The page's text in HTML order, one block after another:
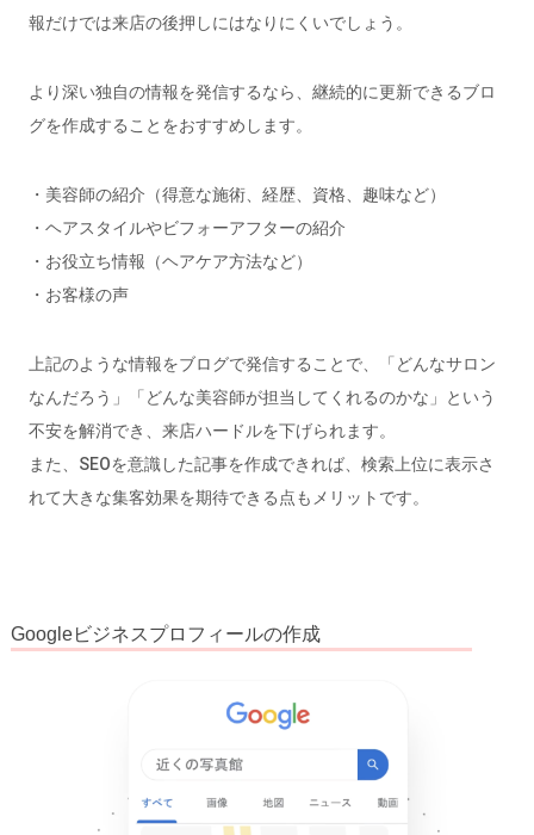
報だけでは来店の後押しにはなりにくいでしょう。
より深い独自の情報を発信するなら、継続的に更新できるブロ
グを作成することをおすすめします。
・美容師の紹介（得意な施術、経歴、資格、趣味など）
・ヘアスタイルやビフォーアフターの紹介
・お役立ち情報（ヘアケア方法など）
・お客様の声
上記のような情報をブログで発信することで、「どんなサロン
なんだろう」「どんな美容師が担当してくれるのかな」という
不安を解消でき、来店ハードルを下げられます。
また、SEOを意識した記事を作成できれば、検索上位に表示さ
れて大きな集客効果を期待できる点もメリットです。
Googleビジネスプロフィールの作成